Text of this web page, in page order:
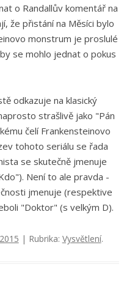
o Randallův komentář na
že přistání na Měsíci bylo
monstrum je proslulé
se mohlo jednat o pokus
odkazuje na klasický
strašlivě jako "Pán
čelí Frankensteinovo
tohoto seriálu se řada
se skutečně jmenuje
Není to ale pravda -
jmenuje (respektive
"Doktor" (s velkým D).
| Rubrika: Vysvětlení.